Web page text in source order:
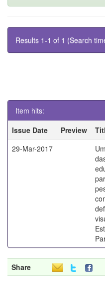
Results 1-1 of 1 (Search
Item hits:
Issue Date
Preview
29-Mar-2017
Share